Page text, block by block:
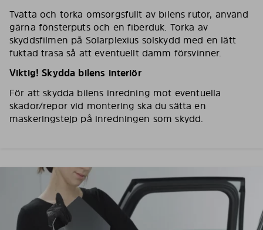
Tvätta och torka omsorgsfullt av bilens rutor, använd
gärna fönsterputs och en fiberduk. Torka av
skyddsfilmen på Solarplexius solskydd med en lätt
fuktad trasa så att eventuellt damm försvinner.
Viktig! Skydda bilens interiör
För att skydda bilens inredning mot eventuella
skador/repor vid montering ska du sätta en
maskeringstejp på inredningen som skydd.